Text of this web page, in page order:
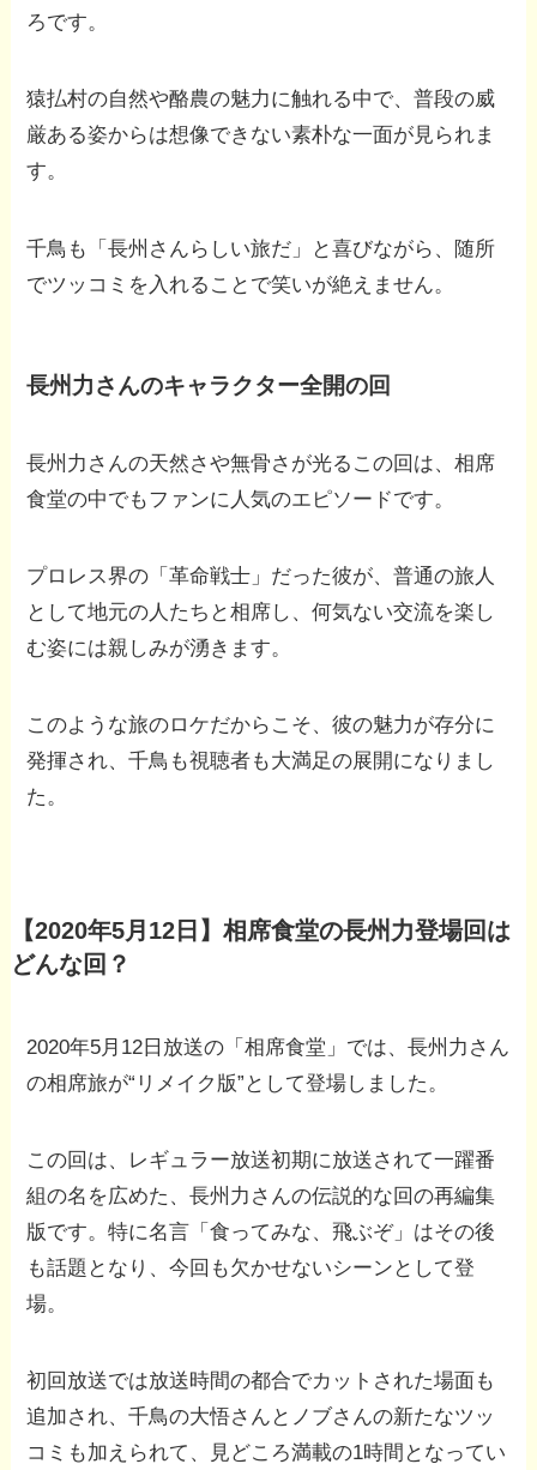
ろです。
猿払村の自然や酪農の魅力に触れる中で、普段の威
厳ある姿からは想像できない素朴な一面が見られま
す。
千鳥も「長州さんらしい旅だ」と喜びながら、随所
でツッコミを入れることで笑いが絶えません。
長州力さんのキャラクター全開の回
長州力さんの天然さや無骨さが光るこの回は、相席
食堂の中でもファンに人気のエピソードです。
プロレス界の「革命戦士」だった彼が、普通の旅人
として地元の人たちと相席し、何気ない交流を楽し
む姿には親しみが湧きます。
このような旅のロケだからこそ、彼の魅力が存分に
発揮され、千鳥も視聴者も大満足の展開になりまし
た。
【2020年5月12日】相席食堂の長州力登場回は
どんな回？
2020年5月12日放送の「相席食堂」では、長州力さん
の相席旅が“リメイク版”として登場しました。
この回は、レギュラー放送初期に放送されて一躍番
組の名を広めた、長州力さんの伝説的な回の再編集
版です。特に名言「食ってみな、飛ぶぞ」はその後
も話題となり、今回も欠かせないシーンとして登
場。
初回放送では放送時間の都合でカットされた場面も
追加され、千鳥の大悟さんとノブさんの新たなツッ
コミも加えられて、見どころ満載の1時間となってい